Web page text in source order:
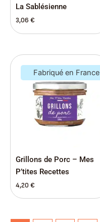
La Sablésienne
3,06 €
Fabriqué en France
Grillons de Porc – Mes
P’tites Recettes
4,20 €